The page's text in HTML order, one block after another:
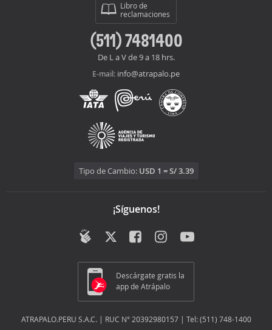
Libro de
reclamaciones
(511) 7481400
De L a V de 9 a 18 hrs.
E-mail: info@atrapalo.pe
Tipo de Cambio: USD 1 = S/ 3.39
¡Síguenos!
Descárgate gratis la
app de Atrápalo
ATRAPALO.PERU S.A.C. | RUC N° 20392980157 | Tel: (511) 748-1400